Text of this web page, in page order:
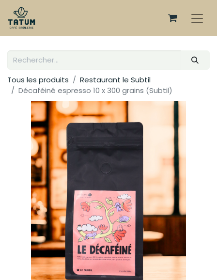
Tous les produits
Restaurant le Subtil
Décaféiné espresso 10 x 300 grains (Subtil)